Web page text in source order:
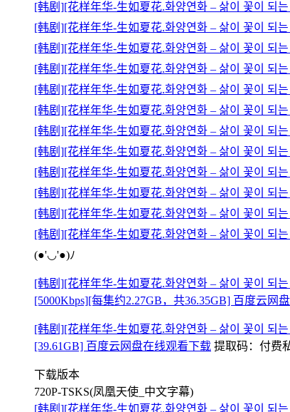
[韩剧][花样年华-生如夏花.화양연화 – 삶이 꽃이 되
[韩剧][花样年华-生如夏花.화양연화 – 삶이 꽃이 되
[韩剧][花样年华-生如夏花.화양연화 – 삶이 꽃이 되
[韩剧][花样年华-生如夏花.화양연화 – 삶이 꽃이 되
[韩剧][花样年华-生如夏花.화양연화 – 삶이 꽃이 되
[韩剧][花样年华-生如夏花.화양연화 – 삶이 꽃이 되
[韩剧][花样年华-生如夏花.화양연화 – 삶이 꽃이 되
[韩剧][花样年华-生如夏花.화양연화 – 삶이 꽃이 되
[韩剧][花样年华-生如夏花.화양연화 – 삶이 꽃이 되
[韩剧][花样年华-生如夏花.화양연화 – 삶이 꽃이 되
[韩剧][花样年华-生如夏花.화양연화 – 삶이 꽃이 되
[韩剧][花样年华-生如夏花.화양연화 – 삶이 꽃이 되
(●'◡'●)ﾉ
[韩剧][花样年华-生如夏花.화양연화 – 삶이 꽃이 되
[5000Kbps][每集约2.27GB，共36.35‬GB] 百度云网
[韩剧][花样年华-生如夏花.화양연화 – 삶이 꽃이 되
[39.61‬GB] 百度云网盘在线观看下载 提取码： 付费
下载版本
720P-TSKS(凤凰天使_中文字幕)
[韩剧][花样年华-生如夏花.화양연화 – 삶이 꽃이 되